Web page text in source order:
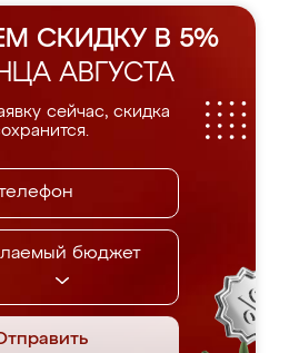
СКИДКУ В 5%
АВГУСТА
сейчас, скидка
бюджет